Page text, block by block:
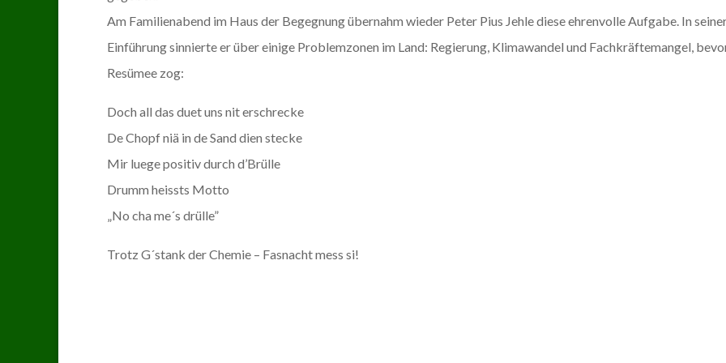
Am Familienabend im Haus der Begegnung übernahm wieder Peter Pius Jehle diese ehrenvolle Aufgabe. In
Einführung sinnierte er über einige Problemzonen im Land: Regierung, Klimawandel und Fachkräftemangel,
Resümee zog:
Doch all das duet uns nit erschrecke
De Chopf niä in de Sand dien stecke
Mir luege positiv durch d’Brülle
Drumm heissts Motto
„No cha me´s drülle”
Trotz G´stank der Chemie – Fasnacht mess si!